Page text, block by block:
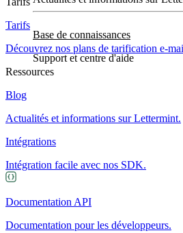
Base de connaissances
Support et centre d'aide
Tarifs
Découvrez nos plans de tarification e-
Ressources
Blog
Actualités et informations sur Lettermint.
Intégrations
Intégration facile avec nos SDK.
Documentation API
Documentation pour les développeurs.